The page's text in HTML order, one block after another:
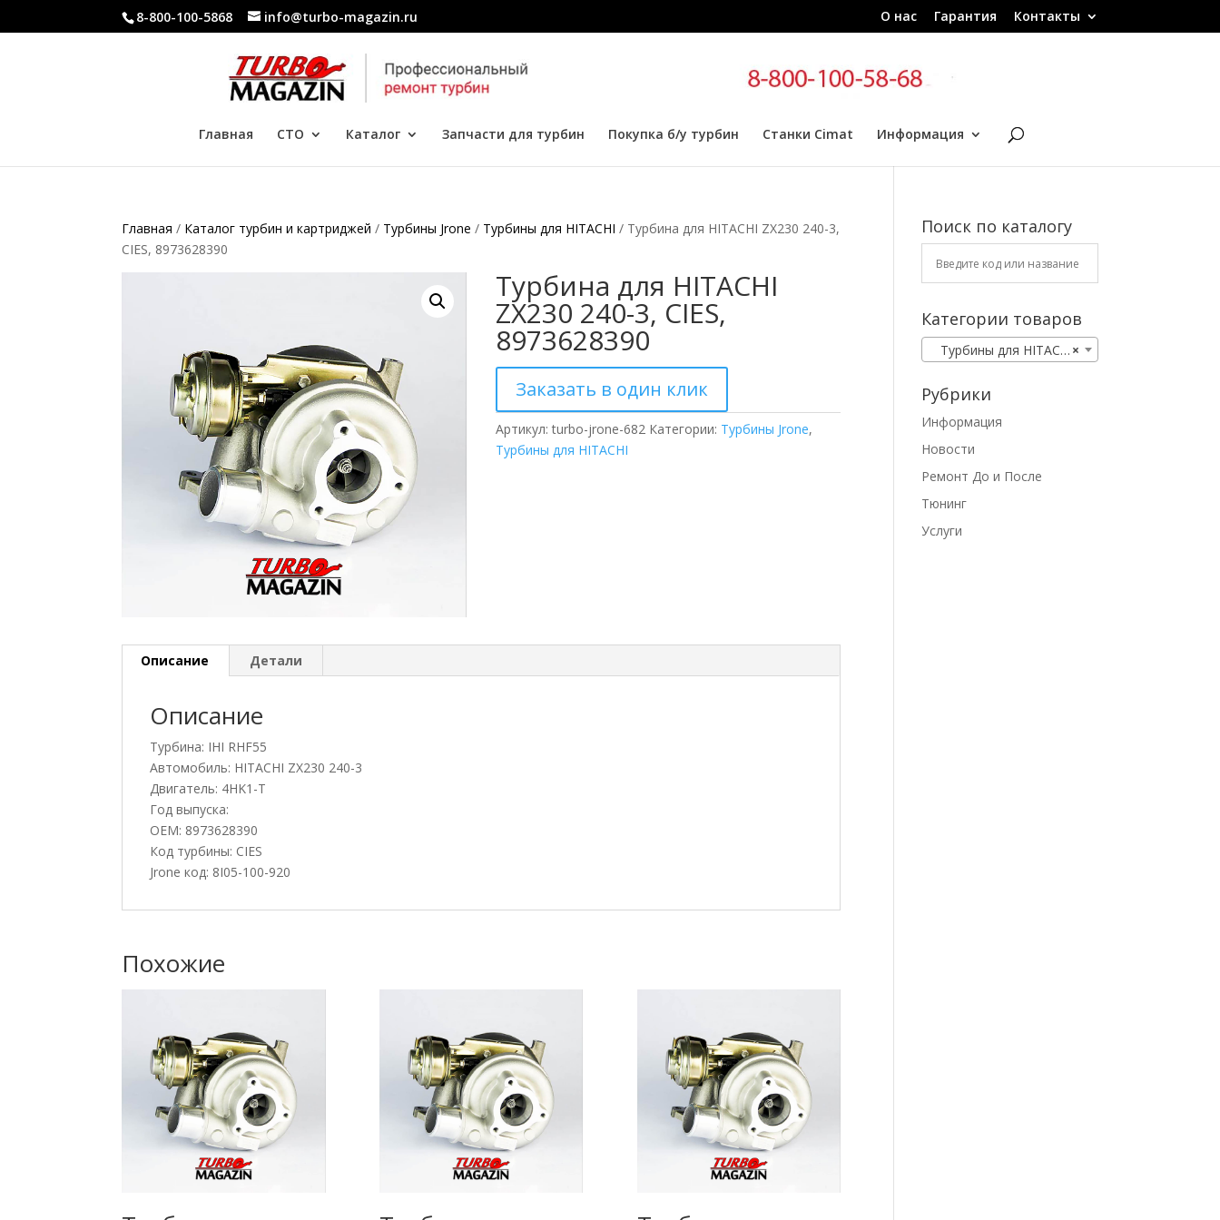
8-800-100-5868 info@turbo-magazin.ru О нас Гарантия Контакты
Главная СТО Каталог Запчасти для турбин Покупка б/у турбин Станки Cimat Информация
Главная / Каталог турбин и картриджей / Турбины Jrone / Турбины для HITACHI / Турбина для HITACHI ZX230 240-3,
CIES, 8973628390
Турбина для HITACHI
ZX230 240-3, CIES,
8973628390
Заказать в один клик
Артикул:turbo-jrone-682 Категории: Турбины Jrone,
Турбины для HITACHI
Описание Детали
Описание
Турбина: IHI RHF55
Автомобиль: HITACHI ZX230 240-3
Двигатель: 4HK1-T
Год выпуска:
OEM: 8973628390
Код турбины: CIES
Jrone код: 8I05-100-920
Похожие
Поиск по каталогу
Категории товаров
×
Турбины для HITACHI
Рубрики
Информация
Новости
Ремонт До и После
Тюнинг
Услуги